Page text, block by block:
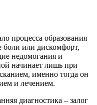
процесса образования
или дискомфорт,
недомогания и
начинает лишь при
именно тогда он
и лечением.
диагностика – залог